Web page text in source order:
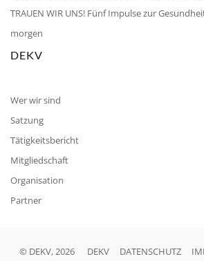
TRAUEN WIR UNS! Fünf Impulse zur
morgen
DEKV
Wer wir sind
Satzung
Tätigkeitsbericht
Mitgliedschaft
Organisation
Partner
© DEKV, 2026 DEKV DATENSCHUTZ